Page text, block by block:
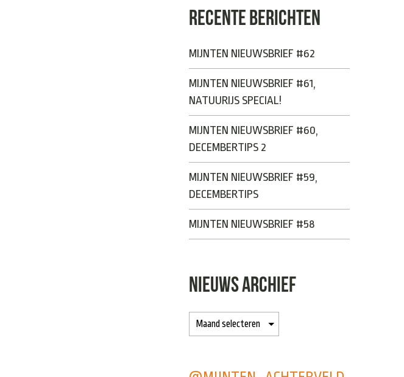
RECENTE BERICHTEN
MIJNTEN NIEUWSBRIEF #62
MIJNTEN NIEUWSBRIEF #61,
NATUURIJS SPECIAL!
MIJNTEN NIEUWSBRIEF #60,
DECEMBERTIPS 2
MIJNTEN NIEUWSBRIEF #59,
DECEMBERTIPS
MIJNTEN NIEUWSBRIEF #58
NIEUWS ARCHIEF